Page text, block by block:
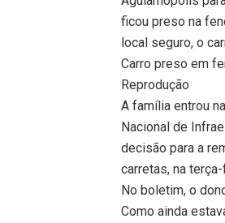
ficou preso na
local seguro, o
Carro preso em
Reprodução
A família entrou
Nacional de
decisão para a
carretas, na
No boletim, o
Como ainda